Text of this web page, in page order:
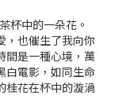
杯中的一朵花。
，也催生了我向你
間是一種心境，萬
白電影，如同生命
桂花在杯中的漩渦